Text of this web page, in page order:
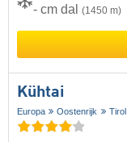
- cm dal (1450 m)
Kühtai
Europa Oostenrijk Tirol